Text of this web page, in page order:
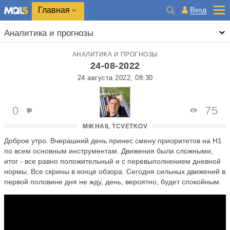
Главная Вход
Аналитика и прогнозы
АНАЛИТИКА И ПРОГНОЗЫ
24-08-2022
24 августа 2022, 08:30
MIKHAIL TCVETKOV
0 75
Доброе утро. Вчерашний день принес смену приоритетов на Н1
по всем основным инструментам. Движения были сложными,
итог - все равно положительный и с перевыполнением дневной
нормы. Все скрины в конце обзора. Сегодня сильных движений в
первой половине дня не жду, день, вероятно, будет спокойным.